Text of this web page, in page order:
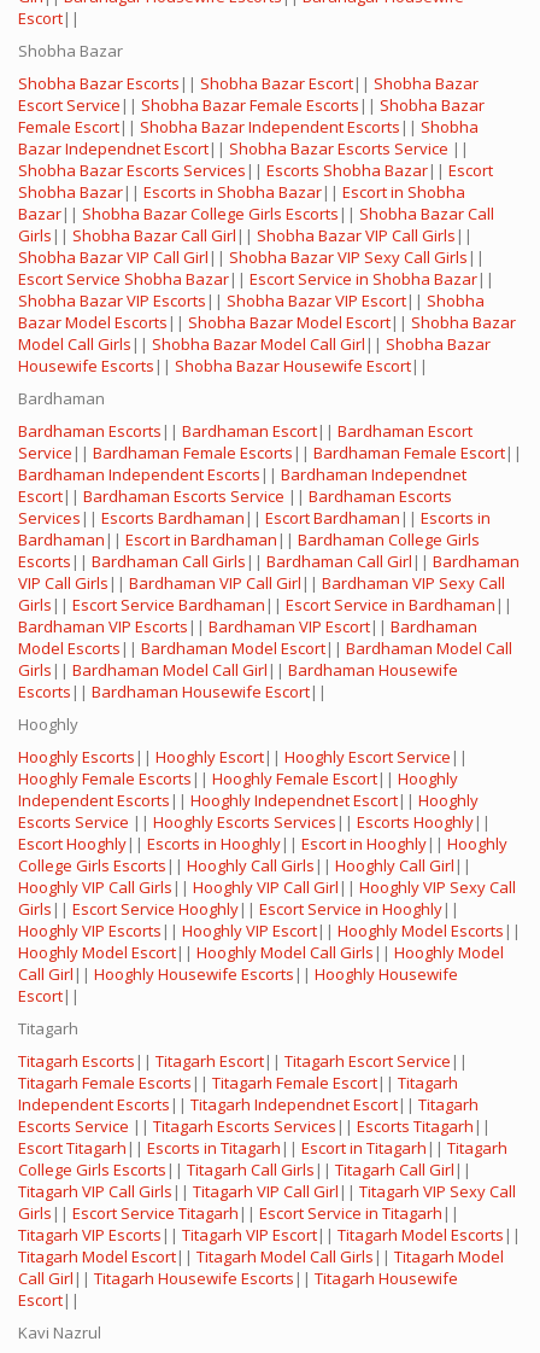
Escort||
Shobha Bazar
Shobha Bazar Escorts || Shobha Bazar Escort|| Shobha Bazar
Escort Service || Shobha Bazar Female Escorts || Shobha Bazar
Female Escort|| Shobha Bazar Independent Escorts || Shobha
Bazar Independnet Escort|| Shobha Bazar Escorts Service ||
Shobha Bazar Escorts Services || Escorts Shobha Bazar|| Escort
Shobha Bazar|| Escorts in Shobha Bazar|| Escort in Shobha
Bazar|| Shobha Bazar College Girls Escorts || Shobha Bazar Call
Girls || Shobha Bazar Call Girl || Shobha Bazar VIP Call Girls ||
Shobha Bazar VIP Call Girl || Shobha Bazar VIP Sexy Call Girls ||
Escort Service Shobha Bazar|| Escort Service in Shobha Bazar||
Shobha Bazar VIP Escorts || Shobha Bazar VIP Escort|| Shobha
Bazar Model Escorts || Shobha Bazar Model Escort|| Shobha Bazar
Model Call Girls || Shobha Bazar Model Call Girl || Shobha Bazar
Housewife Escorts || Shobha Bazar Housewife Escort||
Bardhaman
Bardhaman Escorts || Bardhaman Escort|| Bardhaman Escort
Service || Bardhaman Female Escorts || Bardhaman Female Escort||
Bardhaman Independent Escorts || Bardhaman Independnet
Escort|| Bardhaman Escorts Service || Bardhaman Escorts
Services || Escorts Bardhaman || Escort Bardhaman || Escorts in
Bardhaman || Escort in Bardhaman || Bardhaman College Girls
Escorts || Bardhaman Call Girls || Bardhaman Call Girl || Bardhaman
VIP Call Girls || Bardhaman VIP Call Girl || Bardhaman VIP Sexy Call
Girls || Escort Service Bardhaman || Escort Service in Bardhaman ||
Bardhaman VIP Escorts || Bardhaman VIP Escort|| Bardhaman
Model Escorts || Bardhaman Model Escort|| Bardhaman Model Call
Girls || Bardhaman Model Call Girl || Bardhaman Housewife
Escorts || Bardhaman Housewife Escort||
Hooghly
Hooghly Escorts || Hooghly Escort|| Hooghly Escort Service ||
Hooghly Female Escorts || Hooghly Female Escort|| Hooghly
Independent Escorts || Hooghly Independnet Escort|| Hooghly
Escorts Service || Hooghly Escorts Services || Escorts Hooghly||
Escort Hooghly|| Escorts in Hooghly|| Escort in Hooghly|| Hooghly
College Girls Escorts || Hooghly Call Girls || Hooghly Call Girl ||
Hooghly VIP Call Girls || Hooghly VIP Call Girl || Hooghly VIP Sexy Call
Girls || Escort Service Hooghly|| Escort Service in Hooghly||
Hooghly VIP Escorts || Hooghly VIP Escort|| Hooghly Model Escorts ||
Hooghly Model Escort|| Hooghly Model Call Girls || Hooghly Model
Call Girl || Hooghly Housewife Escorts || Hooghly Housewife
Escort||
Titagarh
Titagarh Escorts || Titagarh Escort|| Titagarh Escort Service ||
Titagarh Female Escorts || Titagarh Female Escort|| Titagarh
Independent Escorts || Titagarh Independnet Escort|| Titagarh
Escorts Service || Titagarh Escorts Services || Escorts Titagarh ||
Escort Titagarh || Escorts in Titagarh || Escort in Titagarh || Titagarh
College Girls Escorts || Titagarh Call Girls || Titagarh Call Girl ||
Titagarh VIP Call Girls || Titagarh VIP Call Girl || Titagarh VIP Sexy Call
Girls || Escort Service Titagarh || Escort Service in Titagarh ||
Titagarh VIP Escorts || Titagarh VIP Escort|| Titagarh Model Escorts ||
Titagarh Model Escort|| Titagarh Model Call Girls || Titagarh Model
Call Girl || Titagarh Housewife Escorts || Titagarh Housewife
Escort||
Kavi Nazrul